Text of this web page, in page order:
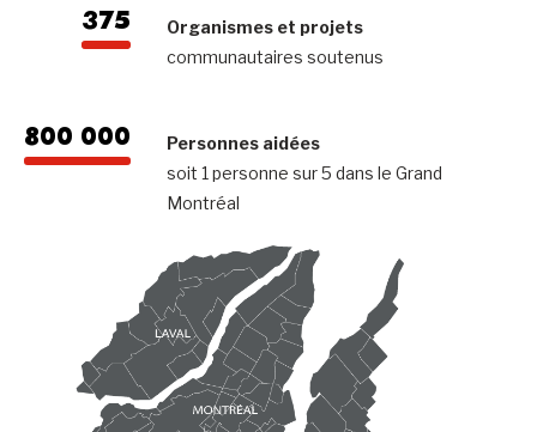
375
Organismes et projets
communautaires soutenus
800 000
Personnes aidées
soit 1 personne sur 5 dans le Grand
Montréal